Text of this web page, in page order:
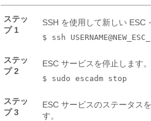
ステッ
プ 1
SSH を使用して新しい ESC
$ ssh
ステッ
プ 2
ESC サービスを停止します。
$ sudo escadm stop
ステッ
プ 3
ESC サービスのステータス
す。